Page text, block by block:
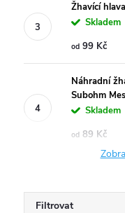
Žhavící
Skladem
od 99 Kč
Náhradní
Subohm
Skladem
od 89 Kč
Filtrovat